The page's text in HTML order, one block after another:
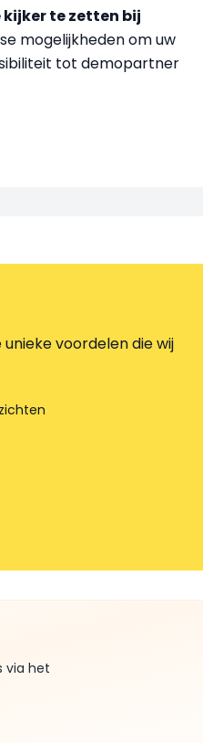
kijker te zetten bij
mogelijkheden om uw
tot demopartner
voordelen die wij
via het